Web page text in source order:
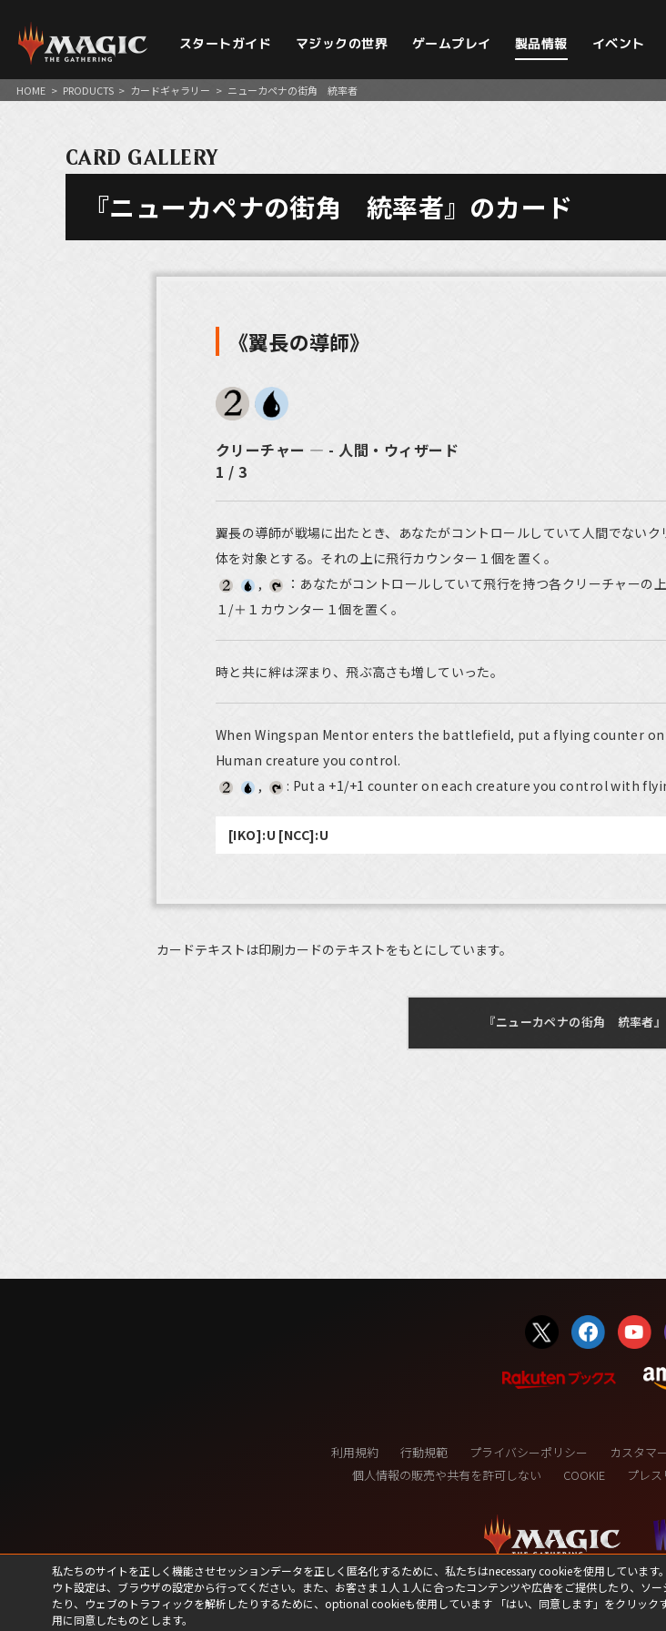
スタートガイド マジックの世界 ゲームプレイ 製品情報 イベント
HOME > PRODUCTS > カードギャラリー > ニューカペナの街角 統率者
CARD GALLERY
『ニューカペナの街角 統率者』のカード
《翼長の導師》
クリーチャー ― - 人間・ウィザード
1 / 3
翼長の導師が戦場に出たとき、あなたがコントロールしていて人間でないク
体を対象とする。それの上に飛行カウンター１個を置く。
,
：あなたがコントロールしていて飛行を持つ各クリーチャーの
１/＋１カウンター１個を置く。
時と共に絆は深まり、飛ぶ高さも増していった。
When Wingspan Mentor enters the battlefield, put a flying counter
Human creature you control.
,
: Put a +1/+1 counter on each creature you control with
[IKO]:U [NCC]:U
カードテキストは印刷カードのテキストをもとにしています。
『ニューカペナの街角 統率者
私たちのサイトを正しく機能させセッションデータを正しく匿名化するために、私たちはnecessary cookieを使用しています
ウト設定は、ブラウザの設定から行ってください。また、お客さま１人１人に合ったコンテンツや広告をご提供したり、ソ
たり、ウェブのトラフィックを解析したりするために、optional cookieも使用しています 「はい、同意します」をクリッ
用に同意したものとします。
利用規約 行動規範 プライバシーポリシー カスタマ
個人情報の販売や共有を許可しない
COOKIE プレ
(C) 1993-2026 Wizards of the
a subsidiary of Hasbro, Inc. All